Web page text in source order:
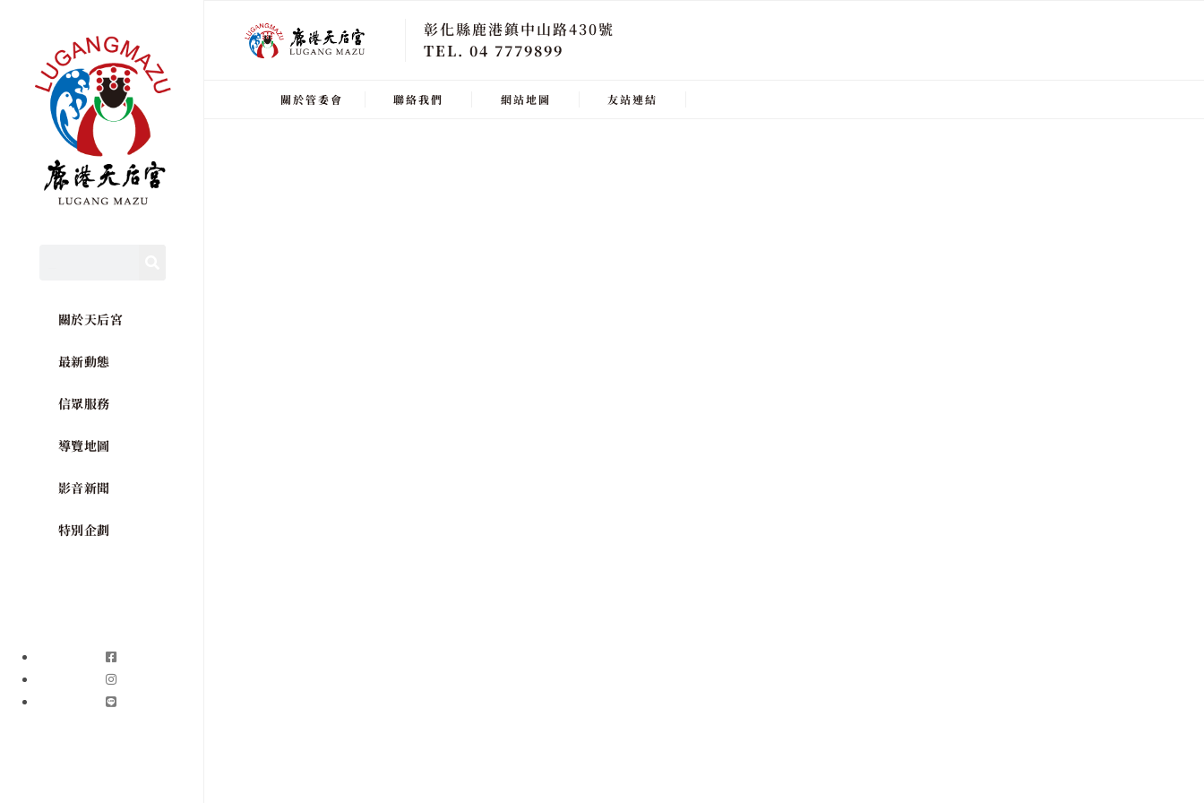
關於天后宮
最新動態
信眾服務
導覽地圖
影音新聞
特別企劃
彰化縣鹿港鎮中山路430號
TEL. 04 7779899
關於管委會 聯絡我們 網站地圖 友站連結